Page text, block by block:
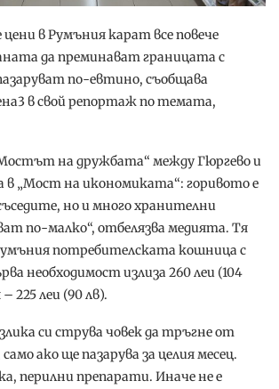
в Румъния карат все повече
да преминават границата с
по-евтино, съобщава
в свой репортаж по темата,
на дружбата“ между Гюргево и
в „Мост на икономиката“: горивото е
но и много хранителни
по-малко“, отбелязва медията. Тя
потребителската кошница с
необходимост излиза 260 леи (104
225 леи (90 лв).
си струва човек да тръгне от
ако ще пазарува за целия месец.
перилни препарати. Иначе не е